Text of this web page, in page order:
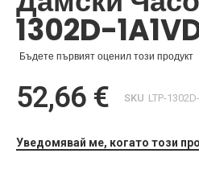
снимки
1302D-
Бъдете първият оценил този продукт
52,66 € SKU LTP-
Уведомявай ме, когато този